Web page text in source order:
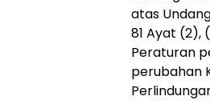
atas
81 Ayat (2),
Peraturan
perubahan